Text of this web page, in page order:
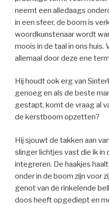
neemt een alledaags
in een sfeer, de boom is
woordkunstenaar wordt
moois in de taal in ons huis.
allemaal door deze ene
Hij houdt ook erg van
genoeg en als de beste
gestapt, komt de vraag al
de kerstboom opzetten?
Hij sjouwt de takken aan
slinger lichtjes vast die ik in
integreren. De haakjes
onder in de boom zijn voor
genot van de rinkelende
doos heeft opgediept en